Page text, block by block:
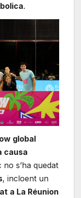
.
global
causa
s’ha quedat
, incloent un
a La Réunion